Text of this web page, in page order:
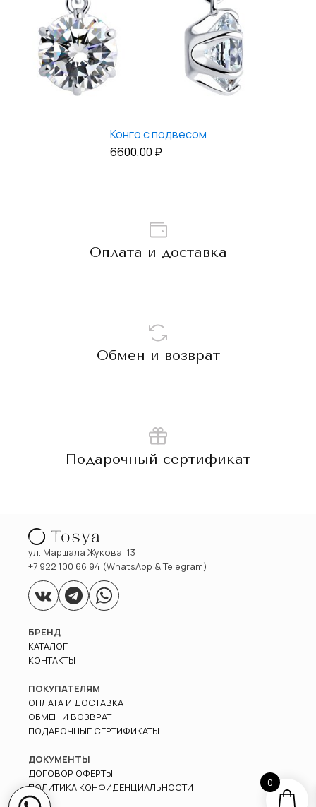
Конго с подвесом
6600,00 ₽
Оплата и доставка
Обмен и возврат
Подарочный сертификат
ул. Маршала Жукова, 13
+7 922 100 66 94 (WhatsApp & Telegram)
БРЕНД
КАТАЛОГ
КОНТАКТЫ
ПОКУПАТЕЛЯМ
ОПЛАТА И ДОСТАВКА
ОБМЕН И ВОЗВРАТ
ПОДАРОЧНЫЕ СЕРТИФИКАТЫ
ДОКУМЕНТЫ
ДОГОВОР ОФЕРТЫ
ПОЛИТИКА КОНФИДЕНЦИАЛЬНОСТИ
0